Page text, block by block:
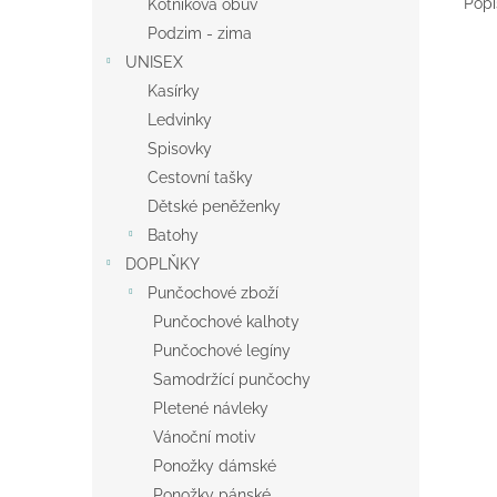
Kotníková obuv
Podzim - zima
UNISEX
Kasírky
Ledvinky
Spisovky
Cestovní tašky
Dětské peněženky
Batohy
DOPLŇKY
Punčochové zboží
Punčochové kalhoty
Punčochové legíny
Samodržící punčochy
Pletené návleky
Vánoční motiv
Ponožky dámské